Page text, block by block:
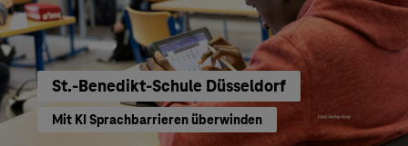
St.-Benedikt-Schule Düsseldorf
Mit KI Sprachbarrieren überwinden